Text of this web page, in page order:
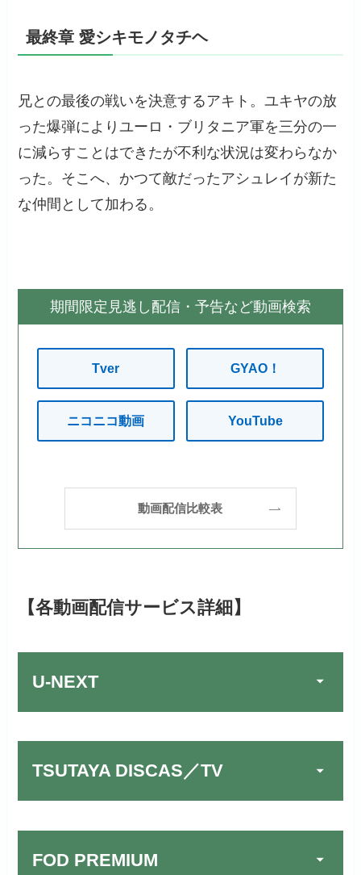
最終章 愛シキモノタチヘ
兄との最後の戦いを決意するアキト。ユキヤの放
った爆弾によりユーロ・ブリタニア軍を三分の一
に減らすことはできたが不利な状況は変わらなか
った。そこへ、かつて敵だったアシュレイが新た
な仲間として加わる。
期間限定見逃し配信・予告など動画検索
Tver GYAO！
ニコニコ動画 YouTube
動画配信比較表
【各動画配信サービス詳細】
U-NEXT
TSUTAYA DISCAS／TV
FOD PREMIUM